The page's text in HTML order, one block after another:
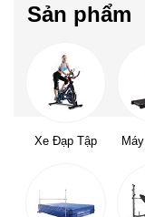
Sản phẩm
Xe Đạp Tập